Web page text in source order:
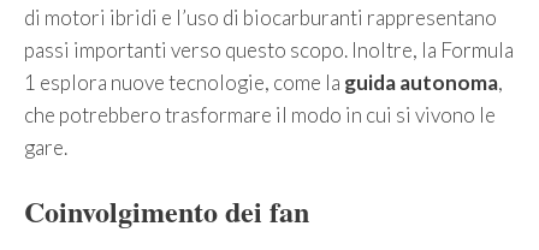
di motori ibridi e l’uso di biocarburanti rappresentano
passi importanti verso questo scopo. Inoltre, la Formula
1 esplora nuove tecnologie, come la guida autonoma,
che potrebbero trasformare il modo in cui si vivono le
gare.
Coinvolgimento dei fan